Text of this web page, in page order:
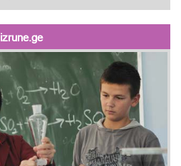
izrune.ge